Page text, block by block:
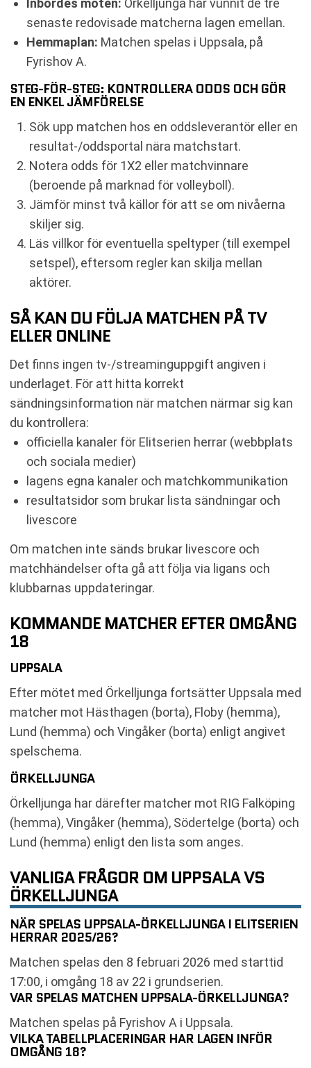
senaste redovisade matcherna lagen emellan.
Hemmaplan: Matchen spelas i Uppsala, på
Fyrishov A.
STEG-FÖR-STEG: KONTROLLERA ODDS OCH GÖR
EN ENKEL JÄMFÖRELSE
Sök upp matchen hos en oddsleverantör eller en
resultat-/oddsportal nära matchstart.
Notera odds för 1X2 eller matchvinnare
(beroende på marknad för volleyboll).
Jämför minst två källor för att se om nivåerna
skiljer sig.
Läs villkor för eventuella speltyper (till exempel
setspel), eftersom regler kan skilja mellan
aktörer.
SÅ KAN DU FÖLJA MATCHEN PÅ TV
ELLER ONLINE
Det finns ingen tv-/streaminguppgift angiven i
underlaget. För att hitta korrekt
sändningsinformation när matchen närmar sig kan
du kontrollera:
officiella kanaler för Elitserien herrar (webbplats
och sociala medier)
lagens egna kanaler och matchkommunikation
resultatsidor som brukar lista sändningar och
livescore
Om matchen inte sänds brukar livescore och
matchhändelser ofta gå att följa via ligans och
klubbarnas uppdateringar.
KOMMANDE MATCHER EFTER OMGÅNG
18
UPPSALA
Efter mötet med Örkelljunga fortsätter Uppsala med
matcher mot Hästhagen (borta), Floby (hemma),
Lund (hemma) och Vingåker (borta) enligt angivet
spelschema.
ÖRKELLJUNGA
Örkelljunga har därefter matcher mot RIG Falköping
(hemma), Vingåker (hemma), Södertelge (borta) och
Lund (hemma) enligt den lista som anges.
VANLIGA FRÅGOR OM UPPSALA VS
ÖRKELLJUNGA
NÄR SPELAS UPPSALA-ÖRKELLJUNGA I ELITSERIEN
HERRAR 2025/26?
Matchen spelas den 8 februari 2026 med starttid
17:00, i omgång 18 av 22 i grundserien.
VAR SPELAS MATCHEN UPPSALA-ÖRKELLJUNGA?
Matchen spelas på Fyrishov A i Uppsala.
VILKA TABELLPLACERINGAR HAR LAGEN INFÖR
OMGÅNG 18?